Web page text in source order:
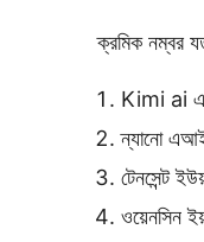
ক্রমিক নম্বর
Kimi ai
ন্যানো
টেনসেন্ট
ওয়েনসিন